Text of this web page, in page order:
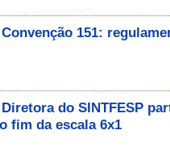
Convenção 151:
Diretora do SINTFESP
fim da escala 6x1